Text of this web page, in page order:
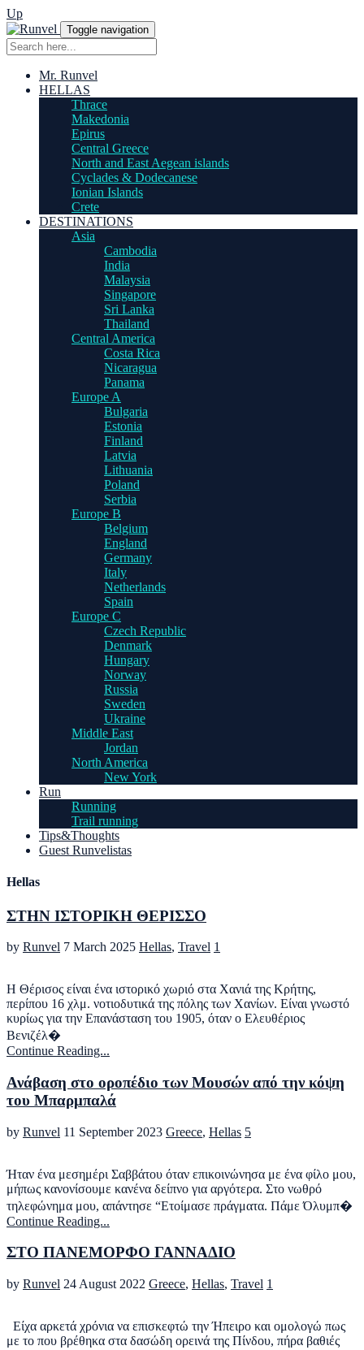
Up
Toggle navigation
Mr. Runvel
HELLAS
Thrace
Makedonia
Epirus
Central Greece
North and East Aegean islands
Cyclades & Dodecanese
Ionian Islands
Crete
DESTINATIONS
Asia
Cambodia
India
Malaysia
Singapore
Sri Lanka
Thailand
Central America
Costa Rica
Nicaragua
Panama
Europe A
Bulgaria
Estonia
Finland
Latvia
Lithuania
Poland
Serbia
Europe B
Belgium
England
Germany
Italy
Netherlands
Spain
Europe C
Czech Republic
Denmark
Hungary
Norway
Russia
Sweden
Ukraine
Middle East
Jordan
North America
New York
Run
Running
Trail running
Tips&Thoughts
Guest Runvelistas
Hellas
ΣΤΗΝ ΙΣΤΟΡΙΚΗ ΘΕΡΙΣΣΟ
by Runvel 7 March 2025 Hellas, Travel 1
Η Θέρισος είναι ένα ιστορικό χωριό στα Χανιά της Κρήτης,
περίπου 16 χλμ. νοτιοδυτικά της πόλης των Χανίων. Είναι γνωστό
κυρίως για την Επανάσταση του 1905, όταν ο Ελευθέριος
Βενιζέλ�
Continue Reading...
Ανάβαση στο οροπέδιο των Μουσών από την κόψη
του Μπαρμπαλά
by Runvel 11 September 2023 Greece, Hellas 5
Ήταν ένα μεσημέρι Σαββάτου όταν επικοινώνησα με ένα φίλο μου,
μήπως κανονίσουμε κανένα δείπνο για αργότερα. Στο νωθρό
τηλεφώνημα μου, απάντησε “Ετοίμασε πράγματα. Πάμε Όλυμπ�
Continue Reading...
ΣΤΟ ΠΑΝΕΜΟΡΦΟ ΓΑΝΝΑΔΙΟ
by Runvel 24 August 2022 Greece, Hellas, Travel 1
Είχα αρκετά χρόνια να επισκεφτώ την Ήπειρο και ομολογώ πως
με το που βρέθηκα στα δασώδη ορεινά της Πίνδου, πήρα βαθιές